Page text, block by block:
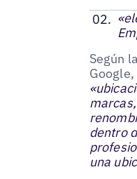
Según
dentro
una